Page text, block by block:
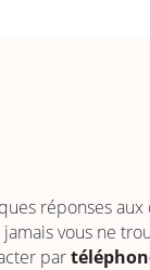
réponses
jamais vous ne
par